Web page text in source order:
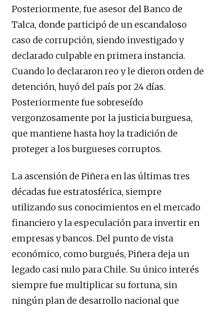
Posteriormente, fue asesor del Banco de
Talca, donde participó de un escandaloso
caso de corrupción, siendo investigado y
declarado culpable en primera instancia.
Cuando lo declararon reo y le dieron orden de
detención, huyó del país por 24 días.
Posteriormente fue sobreseído
vergonzosamente por la justicia burguesa,
que mantiene hasta hoy la tradición de
proteger a los burgueses corruptos.
La ascensión de Piñera en las últimas tres
décadas fue estratosférica, siempre
utilizando sus conocimientos en el mercado
financiero y la especulación para invertir en
empresas y bancos. Del punto de vista
económico, como burgués, Piñera deja un
legado casi nulo para Chile. Su único interés
siempre fue multiplicar su fortuna, sin
ningún plan de desarrollo nacional que